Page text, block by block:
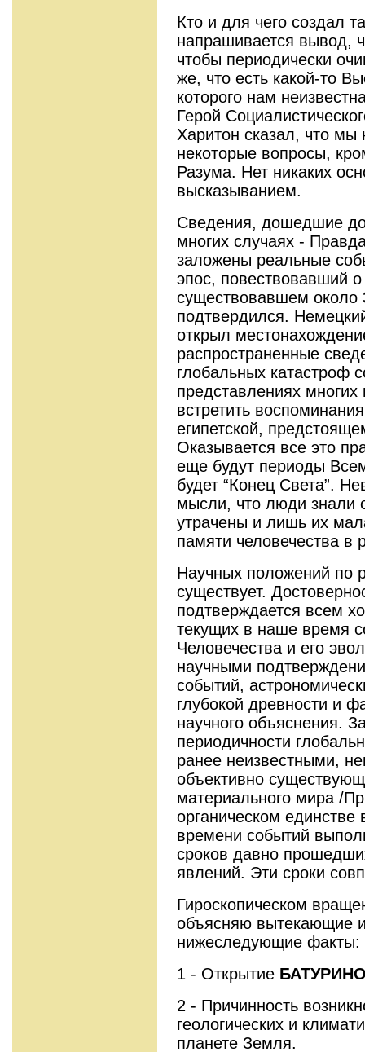
Кто и для чего создал
напрашивается вывод,
чтобы периодически
же, что есть какой-то
которого нам
Герой
Харитон сказал, что
некоторые вопросы,
Разума. Нет никаких
высказыванием.
Сведения, дошедшие
многих случаях -
заложены реальные
эпос, повествовавший
существовавшем около
подтвердился.
открыл
распространенные
глобальных катастроф
представлениях
встретить
египетской,
Оказывается все это
еще будут периоды
будет “Конец Света”.
мысли, что люди знали
утрачены и лишь их
памяти человечества в
Научных положений по
существует.
подтверждается всем
текущих в наше время
Человечества и его
научными
событий,
глубокой древности и
научного объяснения.
периодичности
ранее неизвестными,
объективно
материального мира /
органическом единстве
времени событий
сроков давно
явлений. Эти сроки
Гироскопическом
объясняю вытекающие
нижеследующие факты:
1 - Открытие
2 - Причинность
геологических и
планете Земля.